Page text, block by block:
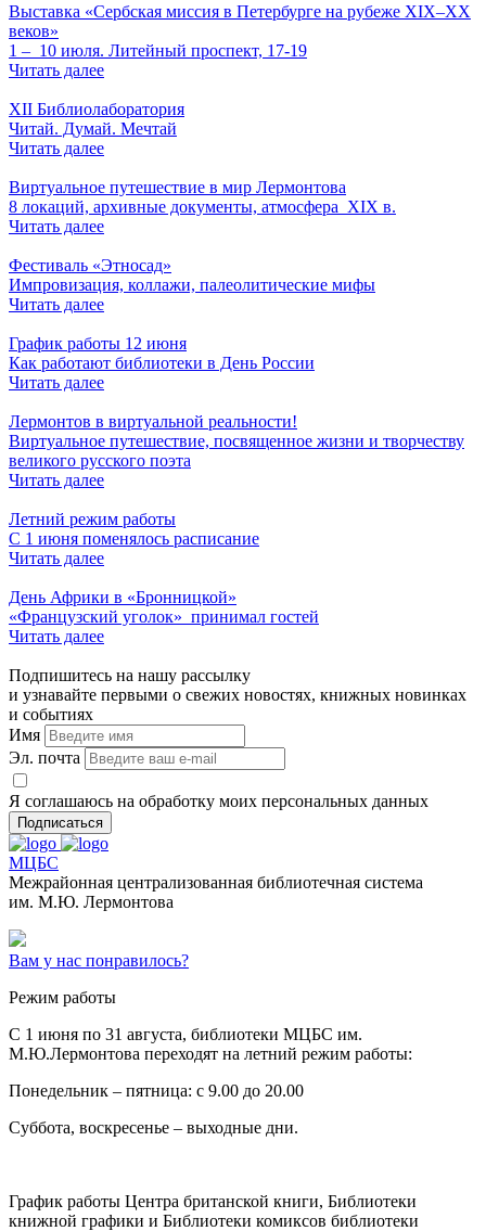
Выставка «Сербская миссия в Петербурге на рубеже XIX–XX
веков»
1 ‒ 10 июля. Литейный проспект, 17-19
Читать далее
XII Библиолаборатория
Читай. Думай. Мечтай
Читать далее
Виртуальное путешествие в мир Лермонтова
8 локаций, архивные документы, атмосфера XIX в.
Читать далее
Фестиваль «Этносад»
Импровизация, коллажи, палеолитические мифы
Читать далее
График работы 12 июня
Как работают библиотеки в День России
Читать далее
Лермонтов в виртуальной реальности!
Виртуальное путешествие, посвященное жизни и творчеству
великого русского поэта
Читать далее
Летний режим работы
С 1 июня поменялось расписание
Читать далее
День Африки в «Бронницкой»
«Французский уголок» принимал гостей
Читать далее
Подпишитесь на нашу рассылку
и узнавайте первыми о свежих новостях, книжных новинках
и событиях
Имя
Эл. почта
Я соглашаюсь на обработку моих персональных данных
Подписаться
МЦБС
Межрайонная централизованная библиотечная система
им. М.Ю. Лермонтова
Вам у нас понравилось?
Режим работы
C 1 июня по 31 августа, библиотеки МЦБС им.
М.Ю.Лермонтова переходят на летний режим работы:
Понедельник – пятница: с 9.00 до 20.00
Суббота, воскресенье – выходные дни.
График работы Центра британской книги, Библиотеки
книжной графики и Библиотеки комиксов библиотеки